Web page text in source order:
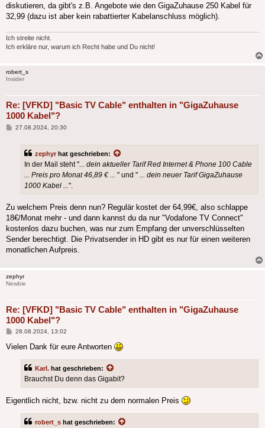
diskutieren, da gibt's z.B. Angebote wie den GigaZuhause 250 Kabel für
32,99 (dazu ist aber kein rabattierter Kabelanschluss möglich).
Ich streite nicht.
Ich erkläre nur, warum ich Recht habe und Du nicht!
robert_s
Insider
Re: [VFKD] "Basic TV Cable" enthalten in "GigaZuhause
1000 Kabel"?
Beitrag
27.08.2024, 20:30
zephyr hat geschrieben:
In der Mail steht "... dein aktueller Tarif Red Internet & Phone 100 Cable
... Preis pro Monat 46,89 € ... " und " ... dein neuer Tarif GigaZuhause
1000 Kabel ...".
Zu welchem Preis denn nun? Regulär kostet der 64,99€, also schlappe
18€/Monat mehr - und dann kannst du da nur "Vodafone TV Connect"
kostenlos dazu buchen, was nur zum Empfang der unverschlüsselten
Sender berechtigt. Die Privatsender in HD gibt es nur für einen weiteren
monatlichen Aufpreis.
zephyr
Newbie
Re: [VFKD] "Basic TV Cable" enthalten in "GigaZuhause
1000 Kabel"?
Beitrag
28.08.2024, 13:02
Vielen Dank für eure Antworten
Karl. hat geschrieben:
Brauchst Du denn das Gigabit?
Eigentlich nicht, bzw. nicht zu dem normalen Preis
robert_s hat geschrieben: